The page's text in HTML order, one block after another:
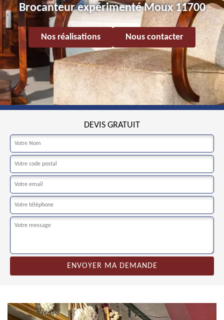
Brocanteur expérimenté Moux 11700
Nos réalisations Nous contacter
DEVIS GRATUIT